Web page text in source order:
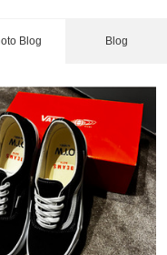
Blog Blog